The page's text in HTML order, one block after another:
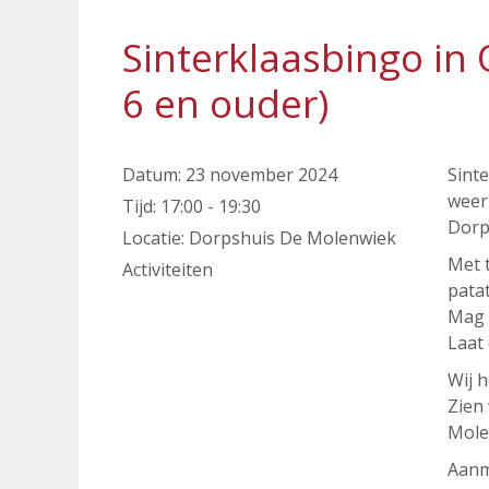
Sinterklaasbingo in
6 en ouder)
Datum: 23 november 2024
Tijd: 17:00 - 19:30
Locatie: Dorpshuis De Molenwiek
Activiteiten
Met
Laat
Wij
Zien